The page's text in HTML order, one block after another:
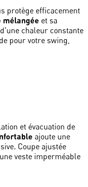
protège efficacement
mélangée et sa
chaleur constante
pour votre swing,
et évacuation de
ajoute une
Coupe ajustée
veste imperméable